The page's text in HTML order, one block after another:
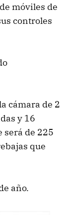
móviles de
controles
cámara de 2
y 16
será de 225
que
año.